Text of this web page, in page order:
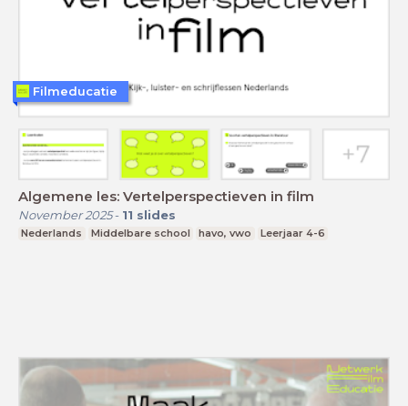
Algemene les: Vertelperspectieven in film
November 2025- 11 slides
Nederlands Middelbare school havo, vwo Leerjaar 4-6
Filmeducatie